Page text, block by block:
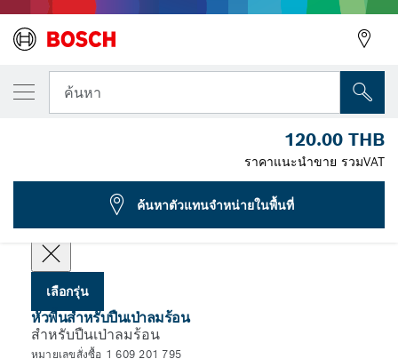
ค้นหา
เลือกข้อมูลจำเพาะของคุณ
เลือกรุ่น
หัวพื้นสำหรับปืนเป่าลมร้อน
สำหรับปืนเป่าลมร้อน
หมายเลขสั่งซื้อ 1 609 201 795
รุ่นที่คุณเลือก
หัวเป่าปากแบน
1 609 201 795
120.00 THB
ราคาแนะนำขาย รวมVAT
ค้นหาตัวแทนจำหน่ายในพื้นที่